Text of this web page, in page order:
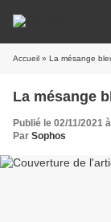
Accueil » La mésange
La mésange
Publié le 02/11/2021
Par Sophos